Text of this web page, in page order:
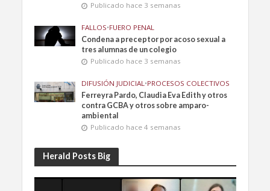
Publicado hace 3 semanas
FALLOS•FUERO PENAL
Condena a preceptor por acoso sexual a
tres alumnas de un colegio
Publicado hace 3 semanas
DIFUSIÓN JUDICIAL•PROCESOS COLECTIVOS
Ferreyra Pardo, Claudia Eva Edith y otros
contra GCBA y otros sobre amparo-
ambiental
Publicado hace 4 semanas
Herald Posts Big